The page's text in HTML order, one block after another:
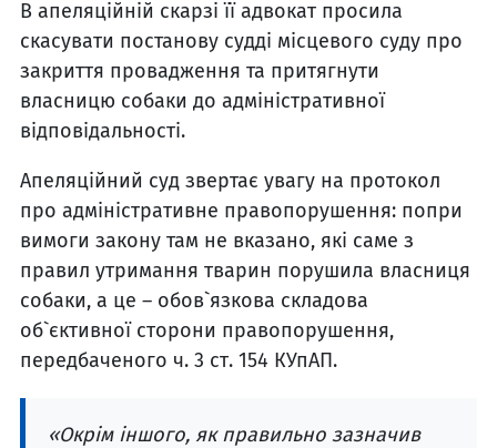
В апеляційній скарзі її адвокат просила
скасувати постанову судді місцевого суду про
закриття провадження та притягнути
власницю собаки до адміністративної
відповідальності.
Апеляційний суд звертає увагу на протокол
про адміністративне правопорушення: попри
вимоги закону там не вказано, які саме з
правил утримання тварин порушила власниця
собаки, а це – обов`язкова складова
об`єктивної сторони правопорушення,
передбаченого ч. 3 ст. 154 КУпАП.
«Окрім іншого, як правильно зазначив